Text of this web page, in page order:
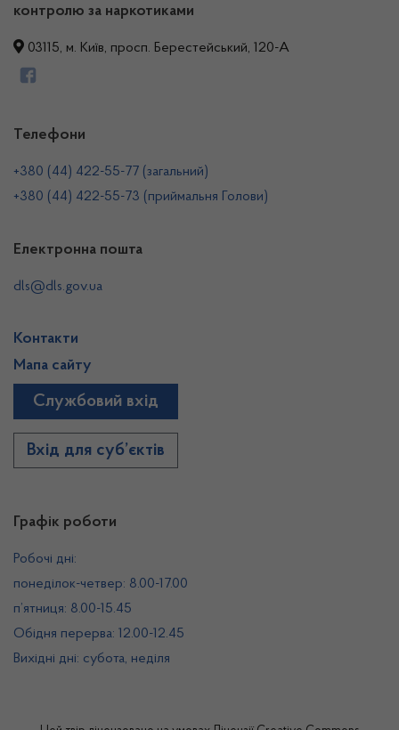
контролю за наркотиками
03115, м. Київ, просп. Берестейський, 120-А
Графік роботи
Робочі дні:
понеділок-четвер: 8.00-17.00
п’ятниця: 8.00-15.45
Обідня перерва: 12.00-12.45
Вихідні дні: субота, неділя
Телефони
+380 (44) 422-55-77 (загальний)
+380 (44) 422-55-73 (приймальня Голови)
Електронна пошта
dls@dls.gov.ua
Контакти
Мапа сайту
Службовий вхід
Вхід для суб’єктів